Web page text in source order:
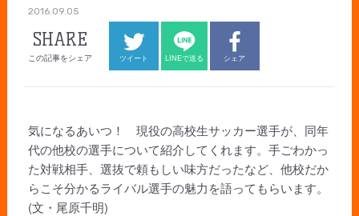
2016.09.05
SHARE
この記事をシェア ツイート LINEで送る シェア
気になるあいつ！ 現役の高校生サッカー選手が、同年
代の他校の選手について紹介してくれます。手ごわかっ
た対戦相手、選抜で頼もしい味方だったなど、他校だか
らこそ分かるライバル選手の魅力を語ってもらいます。
(文・尾原千明)